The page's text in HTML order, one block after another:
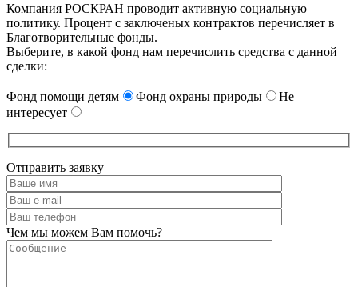
Компания РОСКРАН проводит активную социальную
политику. Процент с заключеных контрактов перечисляет в
Благотворительные фонды.
Выберите, в какой фонд нам перечислить средства с данной
сделки:
Фонд помощи детям Фонд охраны природы
Не
интересует
Отправить заявку
Чем мы можем Вам помочь?